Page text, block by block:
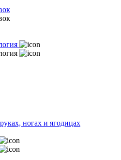
ногах и ягодицах